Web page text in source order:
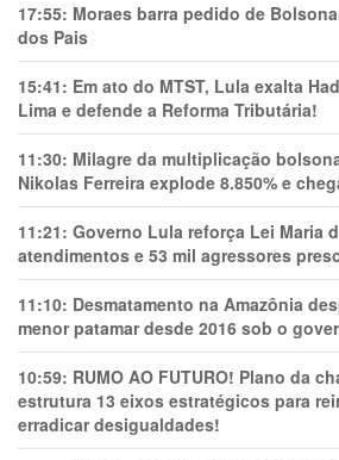
17:55: Moraes barra pedido de
dos Pais
15:41: Em ato do MTST, Lula exalta
Lima e defende a Reforma Tributária!
11:30: Milagre da multiplicação
Nikolas Ferreira explode 8.850% e
11:21: Governo Lula reforça Lei Maria
atendimentos e 53 mil agressores
11:10: Desmatamento na Amazônia
menor patamar desde 2016 sob o
10:59: RUMO AO FUTURO! Plano da
estrutura 13 eixos estratégicos para
erradicar desigualdades!